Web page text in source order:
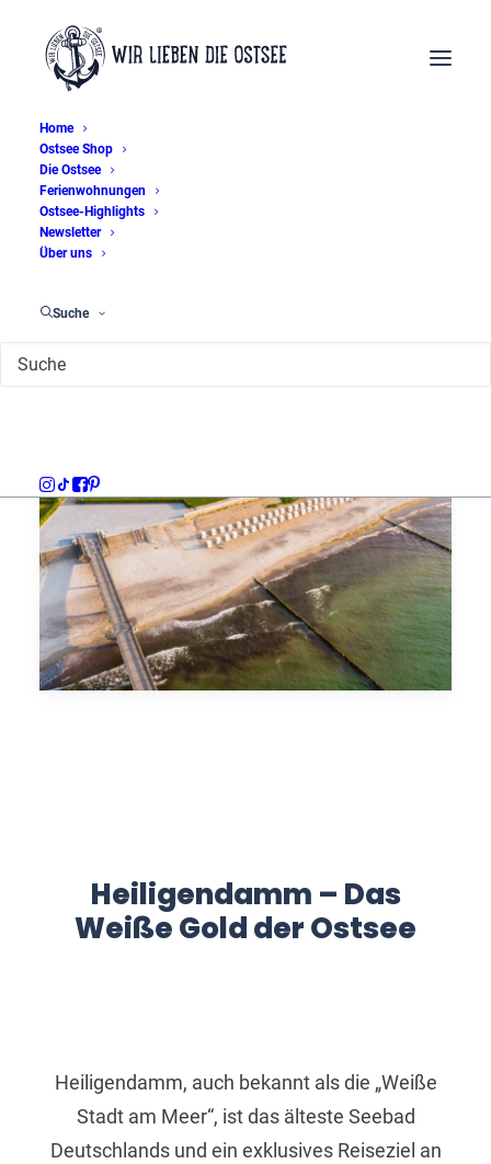
Home
Ostsee Shop
Die Ostsee
Ferienwohnungen
Ostsee-Highlights
Newsletter
Über uns
Suche
Heiligendamm
Heiligendamm – Das
Weiße Gold der Ostsee
Heiligendamm, auch bekannt als die „Weiße
Stadt am Meer“, ist das älteste Seebad
Deutschlands und ein exklusives Reiseziel an